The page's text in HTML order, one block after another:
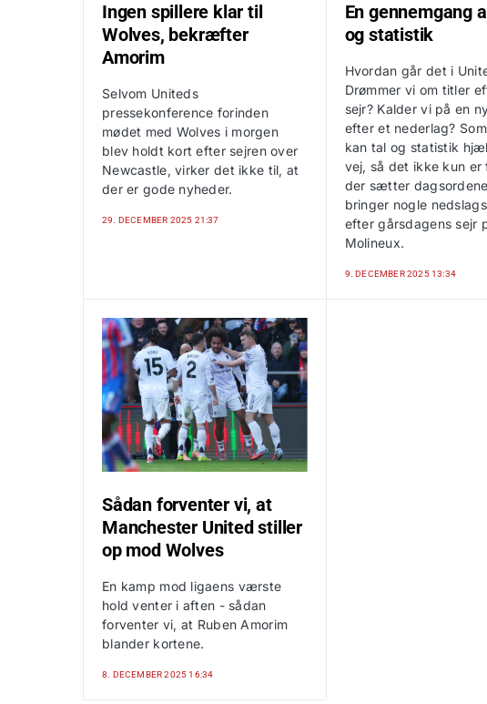
Ingen spillere klar til
Wolves, bekræfter
Amorim
Selvom Uniteds
pressekonference forinden
mødet med Wolves i morgen
blev holdt kort efter sejren over
Newcastle, virker det ikke til, at
der er gode nyheder.
29. DECEMBER 2025 21:37
En gennemgang
og statistik
Hvordan går det i
Drømmer vi om titler
sejr? Kalder vi på en
efter et nederlag?
kan tal og statistik
vej, så det ikke kun er
der sætter
bringer nogle
efter gårsdagens sejr
Molineux.
9. DECEMBER 2025 13:34
Sådan forventer vi, at
Manchester United stiller
op mod Wolves
En kamp mod ligaens værste
hold venter i aften - sådan
forventer vi, at Ruben Amorim
blander kortene.
8. DECEMBER 2025 16:34